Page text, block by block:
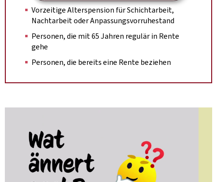
Vorzeitige Alterspension für Schichtarbeit,
Nachtarbeit oder Anpassungsvorruhestand
Personen, die mit 65 Jahren regulär in Rente
gehe
Personen, die bereits eine Rente beziehen